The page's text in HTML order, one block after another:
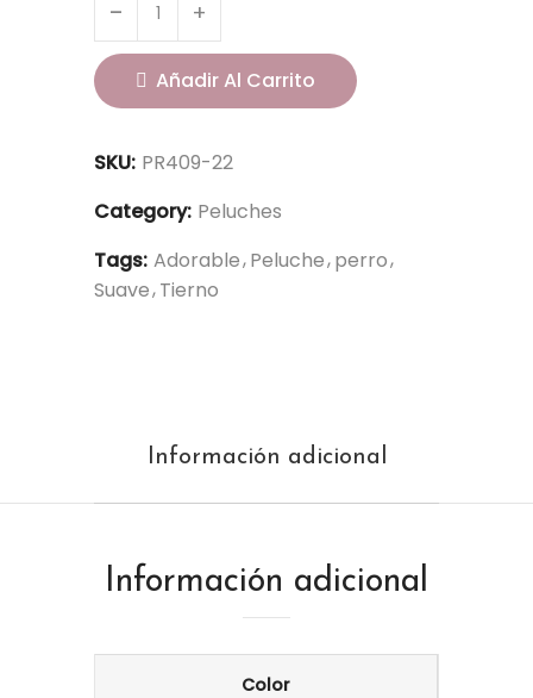
Añadir Al Carrito
SKU: PR409-22
Category: Peluches
Tags: Adorable Peluche perro
Suave Tierno
Información adicional
Información adicional
Color